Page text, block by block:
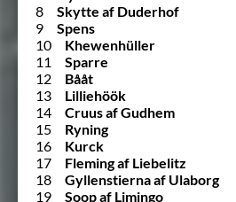
8
Skytte af Duderhof
9
Spens
10
Khewenhüller
11
Sparre
12
Bååt
13
Lilliehöök
14
Cruus af Gudhem
15
Ryning
16
Kurck
17
Fleming af Liebelitz
18
Gyllenstierna af Ulaborg
19
Soop af Limingo